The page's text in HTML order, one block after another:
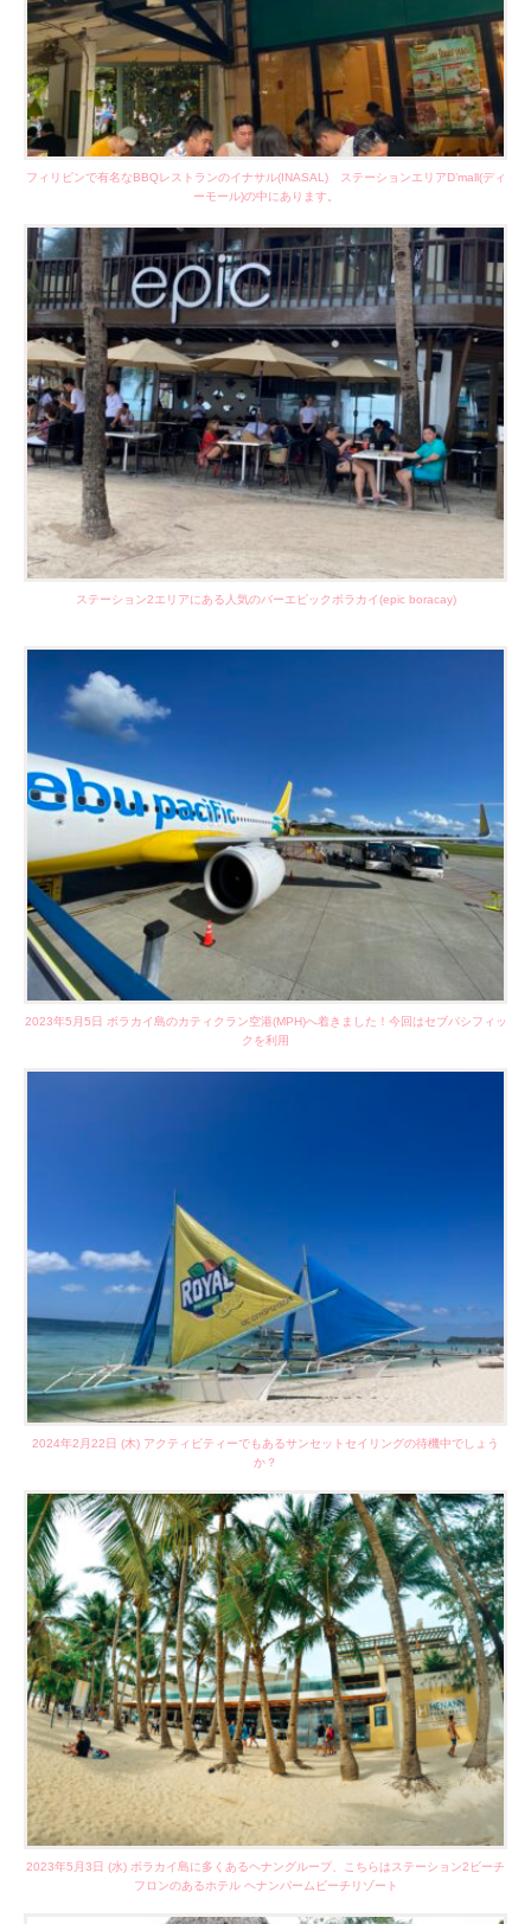
フィリピンで有名なBBQレストランのイナサル(INASAL) ステーションエリアD’mall(ディ
ーモール)の中にあります。
ステーション2エリアにある人気のバーエピックボラカイ(epic boracay)
2023年5月5日 ボラカイ島のカティクラン空港(MPH)へ着きました！今回はセブパシフィッ
クを利用
2024年2月22日 (木) アクティビティーでもあるサンセットセイリングの待機中でしょう
か？
2023年5月3日 (水) ボラカイ島に多くあるヘナングループ、こちらはステーション2ビーチ
フロンのあるホテル ヘナンパームビーチリゾート